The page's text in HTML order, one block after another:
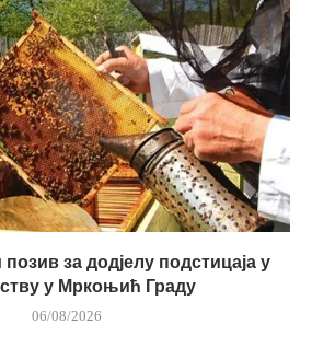
за додјелу подстицаја у
у Мркоњић Граду
06/08/2026